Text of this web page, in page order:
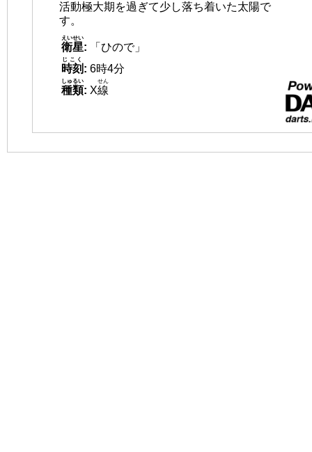
活動極大期を過ぎて少し落ち着いた太陽で
す。
衛星
えいせい
:
「ひので」
時刻
じこく
: 6時4分
種類
しゅるい
: X線
せん